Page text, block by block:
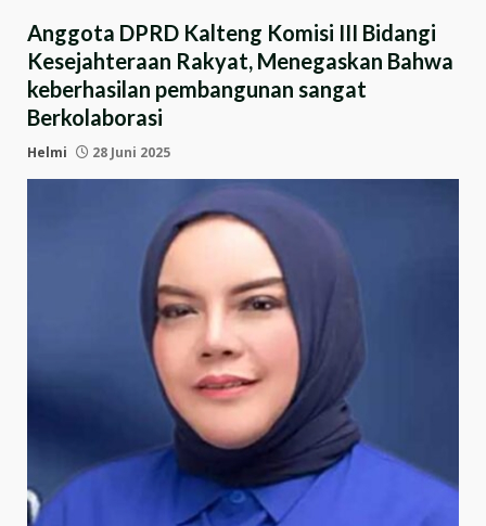
Anggota DPRD Kalteng Komisi III Bidangi
Kesejahteraan Rakyat, Menegaskan Bahwa
keberhasilan pembangunan sangat
Berkolaborasi
Helmi 28 Juni 2025